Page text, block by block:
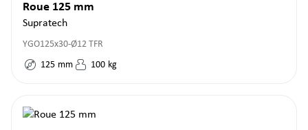
Roue 125 mm
Supratech
YGO125x30-Ø12 TFR
125 mm 100 kg